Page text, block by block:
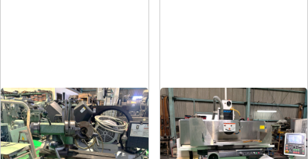
ドリル研削盤
メーカー 飯田
形 式YG-200F
平面研削盤
メーカー クロダ
形 式GS-63PFⅡ